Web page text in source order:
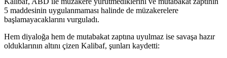
5 maddesinin uygulanmaması halinde de müzakerelere
başlamayacaklarını vurguladı.
Hem diyaloğa hem de mutabakat zaptına uyulmaz ise savaşa hazır
olduklarının altını çizen Kalibaf, şunları kaydetti: